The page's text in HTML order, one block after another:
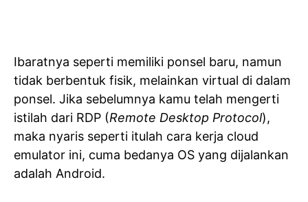
Ibaratnya seperti memiliki ponsel baru, namun
tidak berbentuk fisik, melainkan virtual di dalam
ponsel. Jika sebelumnya kamu telah mengerti
istilah dari RDP (Remote Desktop Protocol),
maka nyaris seperti itulah cara kerja cloud
emulator ini, cuma bedanya OS yang dijalankan
adalah Android.